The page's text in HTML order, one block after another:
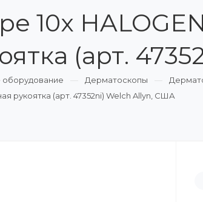
10x
(арт.
оборудование Дерматоскопы
рукоятка (арт. 47352ni) Welch Allyn, США